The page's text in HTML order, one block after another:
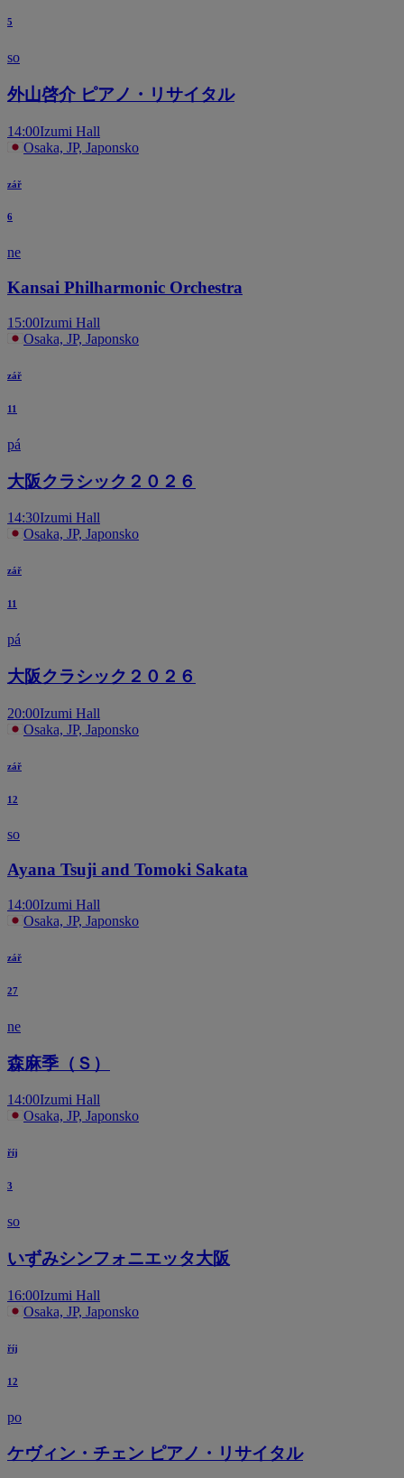
5
so
外山啓介 ピアノ・リサイタル
14:00Izumi Hall
Osaka, JP, Japonsko
zář
6
ne
Kansai Philharmonic Orchestra
15:00Izumi Hall
Osaka, JP, Japonsko
zář
11
pá
大阪クラシック２０２６
14:30Izumi Hall
Osaka, JP, Japonsko
zář
11
pá
大阪クラシック２０２６
20:00Izumi Hall
Osaka, JP, Japonsko
zář
12
so
Ayana Tsuji and Tomoki Sakata
14:00Izumi Hall
Osaka, JP, Japonsko
zář
27
ne
森麻季（Ｓ）
14:00Izumi Hall
Osaka, JP, Japonsko
říj
3
so
いずみシンフォニエッタ大阪
16:00Izumi Hall
Osaka, JP, Japonsko
říj
12
po
ケヴィン・チェン ピアノ・リサイタル